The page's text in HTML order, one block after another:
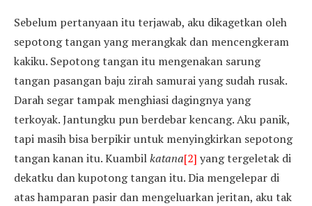
Sebelum pertanyaan itu terjawab, aku dikagetkan oleh
sepotong tangan yang merangkak dan mencengkeram
kakiku. Sepotong tangan itu mengenakan sarung
tangan pasangan baju zirah samurai yang sudah rusak.
Darah segar tampak menghiasi dagingnya yang
terkoyak. Jantungku pun berdebar kencang. Aku panik,
tapi masih bisa berpikir untuk menyingkirkan sepotong
tangan kanan itu. Kuambilkatana[2] yang tergeletak di
dekatku dan kupotong tangan itu. Dia mengelepar di
atas hamparan pasir dan mengeluarkan jeritan, aku tak